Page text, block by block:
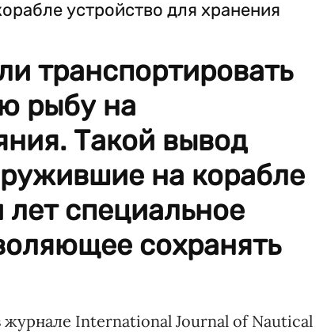
транспортировать
рыбу на
Такой вывод
на корабле
специальное
сохранять
журнале International Journal of Nautical